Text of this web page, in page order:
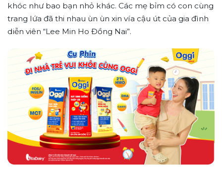
khóc như bao bạn nhỏ khác. Các mẹ bỉm có con cùng
trang lứa đã thi nhau ùn ùn xin vía cậu út của gia đình
diễn viên “Lee Min Ho Đồng Nai”.